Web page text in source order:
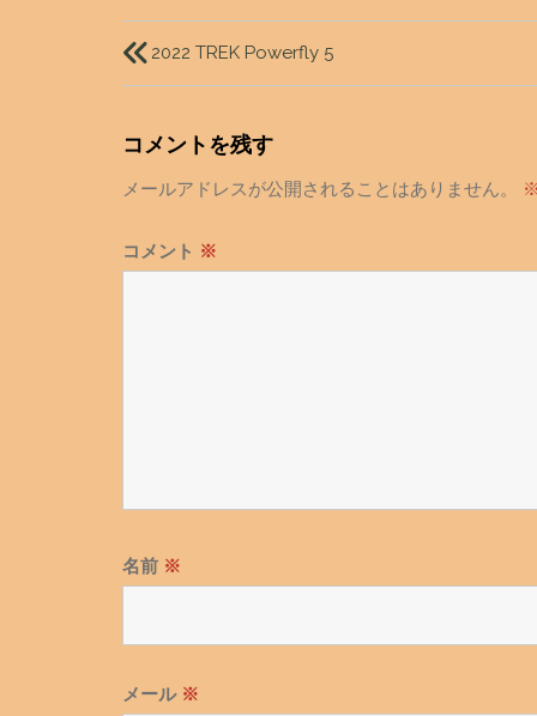
投
稿
ナ
ビ
ー
シ
ョ
2022 TREK Powerfly 5
コメントを残す
メールアドレスが公開されることはありません。
コメント ※
名前 ※
メール ※